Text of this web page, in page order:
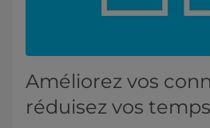
Améliorez vos
réduisez vos